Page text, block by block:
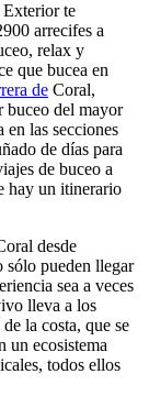
te
arrecifes a
relax y
que bucea en
de Coral,
buceo del mayor
las secciones
de días para
de buceo a
hay un itinerario
desde
sólo pueden llegar
sea a veces
lleva a los
la costa, que se
un ecosistema
todos ellos